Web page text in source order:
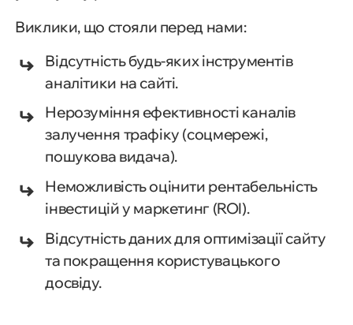
Виклики, що стояли перед нами:
Відсутність будь-яких інструментів
аналітики на сайті.
Нерозуміння ефективності каналів
залучення трафіку (соцмережі,
пошукова видача).
Неможливість оцінити рентабельність
інвестицій у маркетинг (ROI).
Відсутність даних для оптимізації сайту
та покращення користувацького
досвіду.